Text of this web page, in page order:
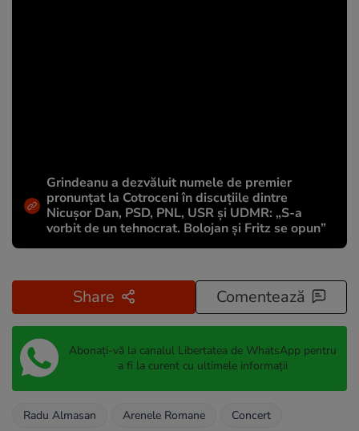
Grindeanu a dezvăluit numele de premier
pronunțat la Cotroceni în discuțiile dintre
Nicușor Dan, PSD, PNL, USR și UDMR: „S-a
vorbit de un tehnocrat. Bolojan și Fritz se opun”
Share Comentează
Abonați-vă la canalul Libertatea de WhatsApp pentru
a fi la curent cu ultimele informații
Radu Almasan Arenele Romane Concert